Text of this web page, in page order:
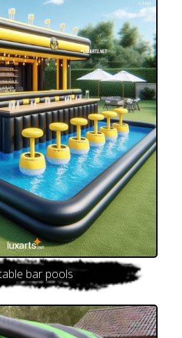
bar pools